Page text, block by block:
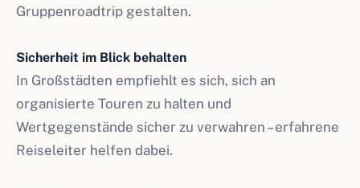
Gruppenroadtrip gestalten.
Sicherheit im Blick behalten
In Großstädten empfiehlt es sich, sich an
organisierte Touren zu halten und
Wertgegenstände sicher zu verwahren – erfahrene
Reiseleiter helfen dabei.